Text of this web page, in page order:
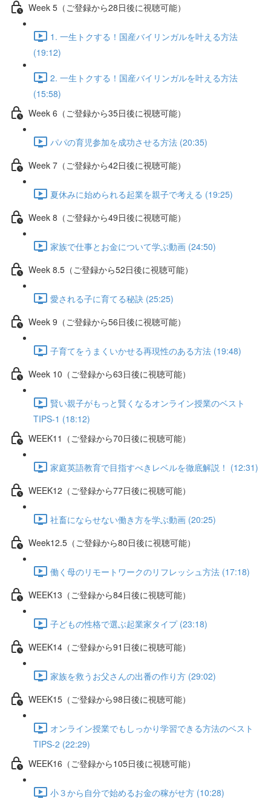
Week 5（ご登録から28日後に視聴可能）
1. 一生トクする！国産バイリンガルを叶える方法
(19:12)
2. 一生トクする！国産バイリンガルを叶える方法
(15:58)
Week 6（ご登録から35日後に視聴可能）
パパの育児参加を成功させる方法 (20:35)
Week 7（ご登録から42日後に視聴可能）
夏休みに始められる起業を親子で考える (19:25)
Week 8（ご登録から49日後に視聴可能）
家族で仕事とお金について学ぶ動画 (24:50)
Week 8.5（ご登録から52日後に視聴可能）
愛される子に育てる秘訣 (25:25)
Week 9（ご登録から56日後に視聴可能）
子育てをうまくいかせる再現性のある方法 (19:48)
Week 10（ご登録から63日後に視聴可能）
賢い親子がもっと賢くなるオンライン授業のベスト
TIPS-1 (18:12)
WEEK11（ご登録から70日後に視聴可能）
家庭英語教育で目指すべきレベルを徹底解説！ (12:31)
WEEK12（ご登録から77日後に視聴可能）
社畜にならせない働き方を学ぶ動画 (20:25)
Week12.5（ご登録から80日後に視聴可能）
働く母のリモートワークのリフレッシュ方法 (17:18)
WEEK13（ご登録から84日後に視聴可能）
子どもの性格で選ぶ起業家タイプ (23:18)
WEEK14（ご登録から91日後に視聴可能）
家族を救うお父さんの出番の作り方 (29:02)
WEEK15（ご登録から98日後に視聴可能）
オンライン授業でもしっかり学習できる方法のベスト
TIPS-2 (22:29)
WEEK16（ご登録から105日後に視聴可能）
小３から自分で始めるお金の稼がせ方 (10:28)